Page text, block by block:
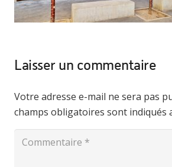
Laisser un commentaire
Votre adresse e-mail ne sera pas
champs obligatoires sont indiqués